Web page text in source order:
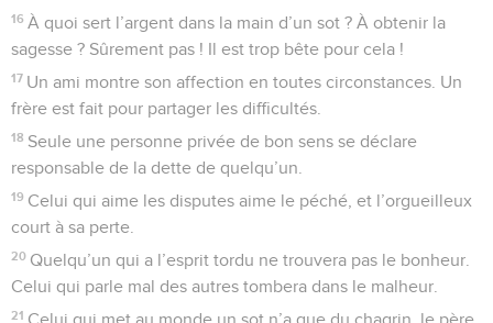
16 À quoi sert l’argent dans la main d’un sot ? À obtenir la
sagesse ? Sûrement pas ! Il est trop bête pour cela !
17 Un ami montre son affection en toutes circonstances. Un
frère est fait pour partager les difficultés.
18 Seule une personne privée de bon sens se déclare
responsable de la dette de quelqu’un.
19 Celui qui aime les disputes aime le péché, et l’orgueilleux
court à sa perte.
20 Quelqu’un qui a l’esprit tordu ne trouvera pas le bonheur.
Celui qui parle mal des autres tombera dans le malheur.
21 Celui qui met au monde un sot n’a que du chagrin, le père